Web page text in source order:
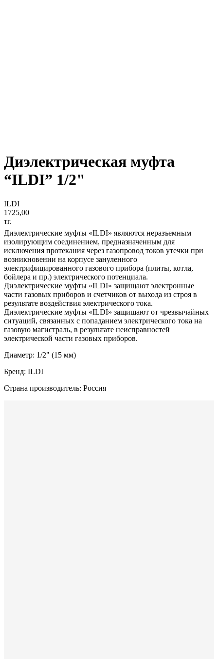
Диэлектрическая муфта
“ILDI” 1/2"
ILDI
1725,00
тг.
Диэлектрические муфты «ILDI» являются неразъемным
изолирующим соединением, предназначенным для
исключения протекания через газопровод токов утечки при
возникновении на корпусе зануленного
электрифицированного газового прибора (плиты, котла,
бойлера и пр.) электрического потенциала.
Диэлектрические муфты «ILDI» защищают электронные
части газовых приборов и счетчиков от выхода из строя в
результате воздействия электрического тока.
Диэлектрические муфты «ILDI» защищают от чрезвычайных
ситуаций, связанных с попаданием электрического тока на
газовую магистраль, в результате неисправностей
электрической части газовых приборов.
Диаметр: 1/2" (15 мм)
Бренд: ILDI
Страна производитель: Россия